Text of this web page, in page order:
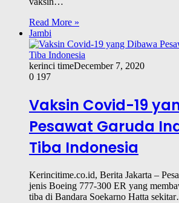
Read More »
Jambi
kerinci timeDecember 7, 2020
0 197
Vaksin Covid-19
Pesawat Garuda
Tiba Indonesia
Kerincitime.co.id, Berita Jakarta –
jenis Boeing 777-300 ER yang
tiba di Bandara Soekarno Hatta